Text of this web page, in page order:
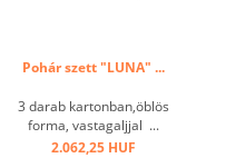
Pohár szett "LUNA" ...
3 darab kartonban,öblös
forma, vastagaljjal ...
2.062,25 HUF